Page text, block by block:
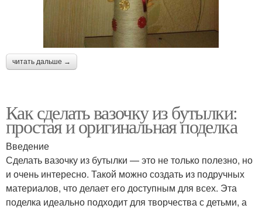
читать дальше →
Как сделать вазочку из бутылки:
простая и оригинальная поделка
Введение
Сделать вазочку из бутылки — это не только полезно, но
и очень интересно. Такой можно создать из подручных
материалов, что делает его доступным для всех. Эта
поделка идеально подходит для творчества с детьми, а